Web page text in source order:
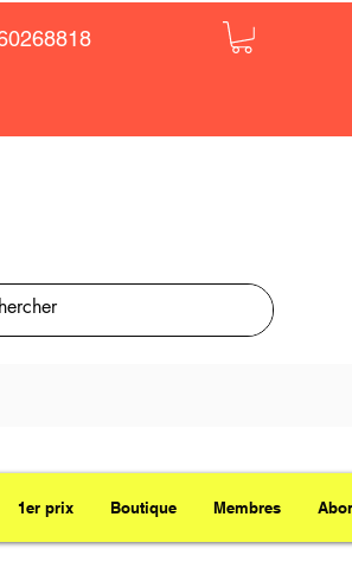
1er prix Boutique Membres